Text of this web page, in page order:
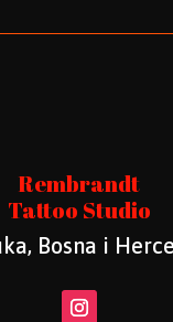
Rembrandt
Tattoo Studio
Bosna i